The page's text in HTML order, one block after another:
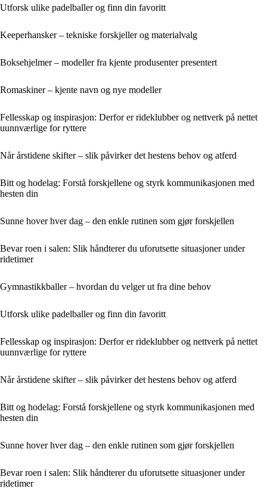
Utforsk ulike padelballer og finn din favoritt
Keeperhansker – tekniske forskjeller og materialvalg
Boksehjelmer – modeller fra kjente produsenter presentert
Romaskiner – kjente navn og nye modeller
Fellesskap og inspirasjon: Derfor er rideklubber og nettverk på nettet
uunnværlige for ryttere
Når årstidene skifter – slik påvirker det hestens behov og atferd
Bitt og hodelag: Forstå forskjellene og styrk kommunikasjonen med
hesten din
Sunne hover hver dag – den enkle rutinen som gjør forskjellen
Bevar roen i salen: Slik håndterer du uforutsette situasjoner under
ridetimer
Gymnastikkballer – hvordan du velger ut fra dine behov
Utforsk ulike padelballer og finn din favoritt
Fellesskap og inspirasjon: Derfor er rideklubber og nettverk på nettet
uunnværlige for ryttere
Når årstidene skifter – slik påvirker det hestens behov og atferd
Bitt og hodelag: Forstå forskjellene og styrk kommunikasjonen med
hesten din
Sunne hover hver dag – den enkle rutinen som gjør forskjellen
Bevar roen i salen: Slik håndterer du uforutsette situasjoner under
ridetimer